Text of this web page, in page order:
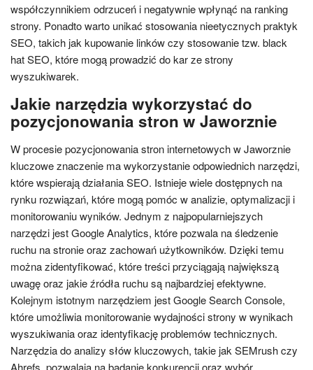
współczynnikiem odrzuceń i negatywnie wpłynąć na ranking
strony. Ponadto warto unikać stosowania nieetycznych praktyk
SEO, takich jak kupowanie linków czy stosowanie tzw. black
hat SEO, które mogą prowadzić do kar ze strony
wyszukiwarek.
Jakie narzędzia wykorzystać do
pozycjonowania stron w Jaworznie
W procesie pozycjonowania stron internetowych w Jaworznie
kluczowe znaczenie ma wykorzystanie odpowiednich narzędzi,
które wspierają działania SEO. Istnieje wiele dostępnych na
rynku rozwiązań, które mogą pomóc w analizie, optymalizacji i
monitorowaniu wyników. Jednym z najpopularniejszych
narzędzi jest Google Analytics, które pozwala na śledzenie
ruchu na stronie oraz zachowań użytkowników. Dzięki temu
można zidentyfikować, które treści przyciągają największą
uwagę oraz jakie źródła ruchu są najbardziej efektywne.
Kolejnym istotnym narzędziem jest Google Search Console,
które umożliwia monitorowanie wydajności strony w wynikach
wyszukiwania oraz identyfikację problemów technicznych.
Narzędzia do analizy słów kluczowych, takie jak SEMrush czy
Ahrefs, pozwalają na badanie konkurencji oraz wybór